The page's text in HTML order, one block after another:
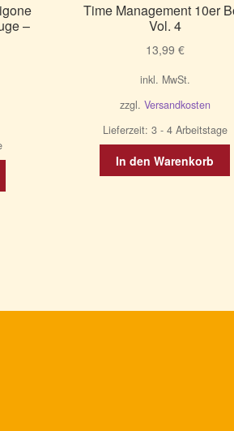
–
Time Management 10er
Vol. 4
13,99 €
inkl. MwSt.
zzgl. Versandkosten
Lieferzeit: 3 - 4 Arbeitstage
In den Warenkorb